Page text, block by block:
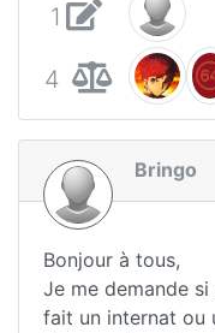
1
4
Bringo
Bonjour à tous,
Je me demande
fait un internat ou